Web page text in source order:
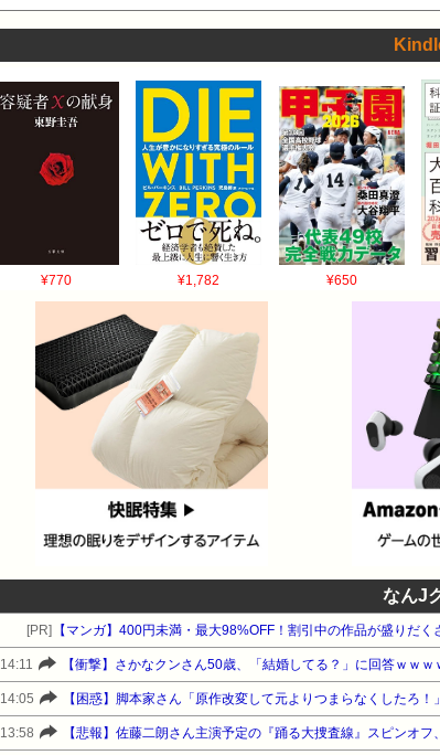
います。出典：著書『離婚の心理学 パートナーを失う原因
女性は言わずもがな離婚率が高く、 また意外なことに経験
規範を守り通す女性のほうが、離婚しにくいことがわかっ
the Risk of Divorce', Journal of Marriage and the Family 53
¥770 ¥1,782 ¥650
なんJ
[PR] 【マンガ】400円未満・最大98%OFF！割引中の作品が盛りだく
14:11 【衝撃】さかなクンさん50歳、「結婚してる？」に回答ｗｗｗ
14:05 【困惑】脚本家さん「原作改変して元よりつまらなくしたろ
13:58 【悲報】佐藤二朗さん主演予定の『踊る大捜査線』スピンオ